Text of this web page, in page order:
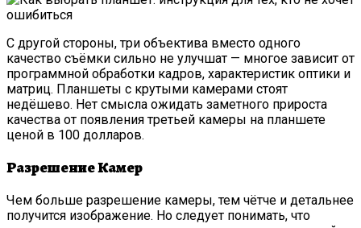
С другой стороны, три объектива вместо одного
качество съёмки сильно не улучшат — многое зависит от
программной обработки кадров, характеристик оптики и
матриц. Планшеты с крутыми камерами стоят
недёшево. Нет смысла ожидать заметного прироста
качества от появления третьей камеры на планшете
ценой в 100 долларов.
Разрешение Камер
Чем больше разрешение камеры, тем чётче и детальнее
получится изображение. Но следует понимать, что